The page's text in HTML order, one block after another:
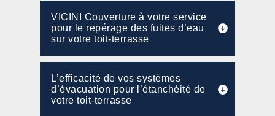
VICINI Couverture à votre service
pour le repérage des fuites d’eau
sur votre toit-terrasse
L’efficacité de vos systèmes
d’évacuation pour l’étanchéité de
votre toit-terrasse